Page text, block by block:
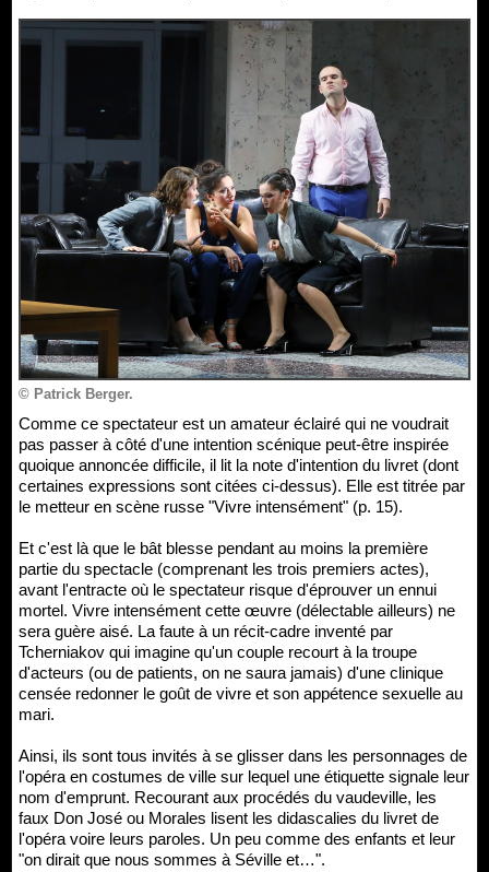
© Patrick Berger.
Comme ce spectateur est un amateur éclairé qui ne voudrait
pas passer à côté d'une intention scénique peut-être inspirée
quoique annoncée difficile, il lit la note d'intention du livret (dont
certaines expressions sont citées ci-dessus). Elle est titrée par
le metteur en scène russe "Vivre intensément" (p. 15).
Et c'est là que le bât blesse pendant au moins la première
partie du spectacle (comprenant les trois premiers actes),
avant l'entracte où le spectateur risque d'éprouver un ennui
mortel. Vivre intensément cette œuvre (délectable ailleurs) ne
sera guère aisé. La faute à un récit-cadre inventé par
Tcherniakov qui imagine qu'un couple recourt à la troupe
d'acteurs (ou de patients, on ne saura jamais) d'une clinique
censée redonner le goût de vivre et son appétence sexuelle au
mari.
Ainsi, ils sont tous invités à se glisser dans les personnages de
l'opéra en costumes de ville sur lequel une étiquette signale leur
nom d'emprunt. Recourant aux procédés du vaudeville, les
faux Don José ou Morales lisent les didascalies du livret de
l'opéra voire leurs paroles. Un peu comme des enfants et leur
"on dirait que nous sommes à Séville et…".